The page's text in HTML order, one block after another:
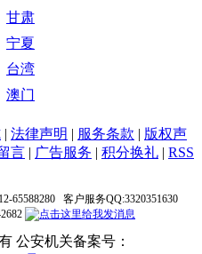
甘肃
宁夏
台湾
澳门
法律声明 服务条款
版权声
言 广告服务 积分换礼
RSS
65588280 客户服务QQ:3320351630
公安机关备案号：